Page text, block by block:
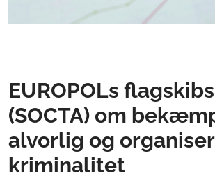
EUROPOLs
(SOCTA) om
alvorlig og
kriminalitet